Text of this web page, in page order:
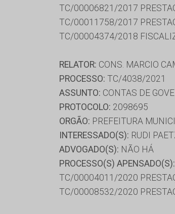
TC/00006821/2017
TC/00011758/2017
TC/00004374/2018
RELATOR: CONS. MARCIO
PROCESSO: TC/4038/2021
ASSUNTO: CONTAS DE
PROTOCOLO: 2098695
ORGÃO: PREFEITURA
INTERESSADO(S): RUDI
ADVOGADO(S): NÃO HÁ
PROCESSO(S) APENSADO(S):
TC/00004011/2020
TC/00008532/2020